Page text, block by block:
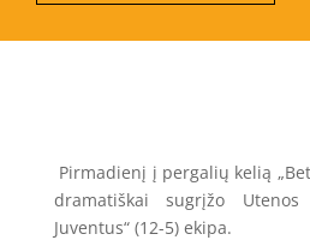
Pirmadienį į pergalių kelią
dramatiškai sugrįžo
Juventus“ (12-5) ekipa.